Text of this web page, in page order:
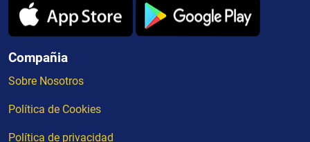
Compañia
Sobre Nosotros
Política de Cookies
Política de privacidad